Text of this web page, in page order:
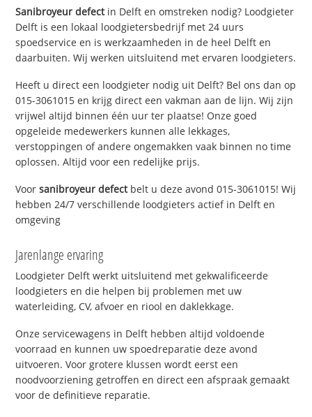
Sanibroyeur defectin Delft en omstreken nodig? Loodgieter
Delft is een lokaal loodgietersbedrijf met 24 uurs
spoedservice en is werkzaamheden in de heel Delft en
daarbuiten. Wij werken uitsluitend met ervaren loodgieters.
Heeft u direct een loodgieter nodig uit Delft? Bel ons dan op
015-3061015 en krijg direct een vakman aan de lijn. Wij zijn
vrijwel altijd binnen één uur ter plaatse! Onze goed
opgeleide medewerkers kunnen alle lekkages,
verstoppingen of andere ongemakken vaak binnen no time
oplossen. Altijd voor een redelijke prijs.
Voorsanibroyeur defectbelt u deze avond 015-3061015! Wij
hebben 24/7 verschillende loodgieters actief in Delft en
omgeving
Jarenlange ervaring
Loodgieter Delft werkt uitsluitend met gekwalificeerde
loodgieters en die helpen bij problemen met uw
waterleiding, CV, afvoer en riool en daklekkage.
Onze servicewagens in Delft hebben altijd voldoende
voorraad en kunnen uw spoedreparatie deze avond
uitvoeren. Voor grotere klussen wordt eerst een
noodvoorziening getroffen en direct een afspraak gemaakt
voor de definitieve reparatie.